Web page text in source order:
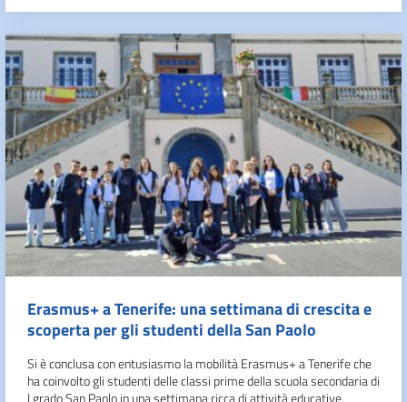
Erasmus+ a Tenerife: una settimana di crescita e
scoperta per gli studenti della San Paolo
Si è conclusa con entusiasmo la mobilità Erasmus+ a Tenerife che
ha coinvolto gli studenti delle classi prime della scuola secondaria di
I grado San Paolo in una settimana ricca di attività educative,